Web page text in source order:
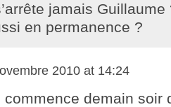
jamais Guillaume
en permanence ?
2010 at 14:24
commence demain soir